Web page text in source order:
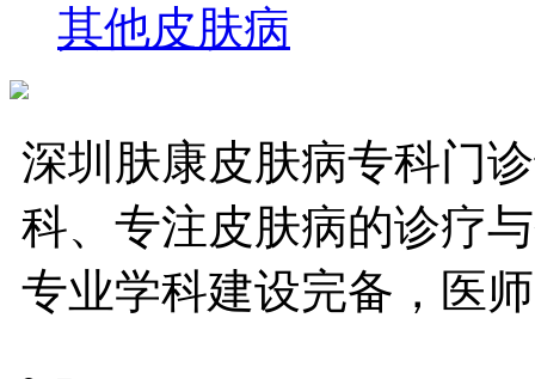
其他皮肤病
深圳肤康皮肤病专科门
科、专注皮肤病的诊疗
专业学科建设完备，医